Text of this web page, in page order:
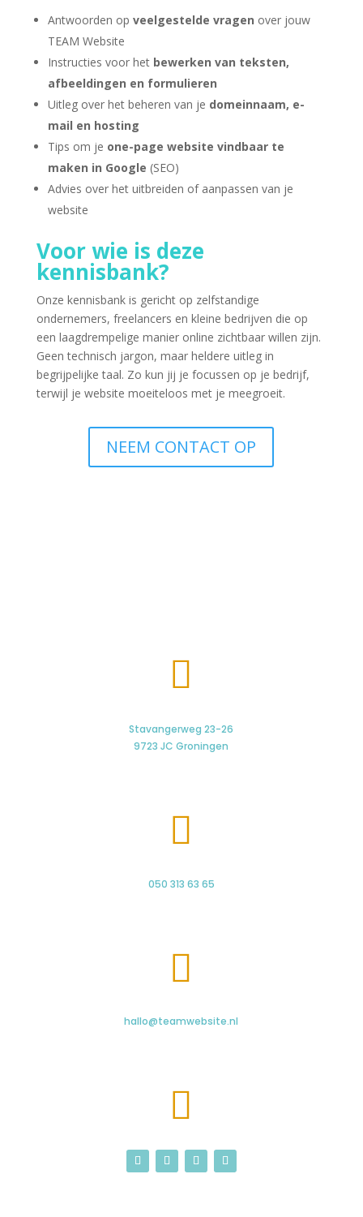
Antwoorden op veelgestelde vragen over jouw
TEAM Website
Instructies voor het bewerken van teksten,
afbeeldingen en formulieren
Uitleg over het beheren van je domeinnaam, e-
mail en hosting
Tips om je one-page website vindbaar te
maken in Google (SEO)
Advies over het uitbreiden of aanpassen van je
website
Voor wie is deze
kennisbank?
Onze kennisbank is gericht op zelfstandige
ondernemers, freelancers en kleine bedrijven die op
een laagdrempelige manier online zichtbaar willen zijn.
Geen technisch jargon, maar heldere uitleg in
begrijpelijke taal. Zo kun jij je focussen op je bedrijf,
terwijl je website moeiteloos met je meegroeit.
NEEM CONTACT OP

Stavangerweg 23-26
9723 JC Groningen

050 313 63 65

hallo@teamwebsite.nl
